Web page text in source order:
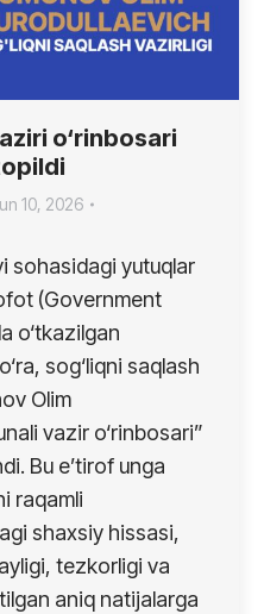
o‘rinbosari
10, 2026
sohasidagi yutuqlar
(Government
o‘tkazilgan
sog‘liqni saqlash
Olim
vazir o‘rinbosari”
Bu e’tirof unga
raqamli
shaxsiy hissasi,
tezkorligi va
aniq natijalarga